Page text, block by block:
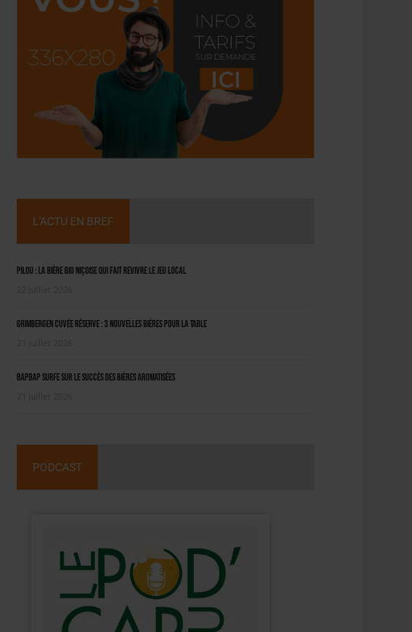
L'ACTU EN BREF
Pilou : la bière bio niçoise qui fait revivre le jeu local
Grimbergen Cuvée Réserve : 3 nouvelles bières pour la table
BAPBAP surfe sur le succès des bières aromatisées
PODCAST